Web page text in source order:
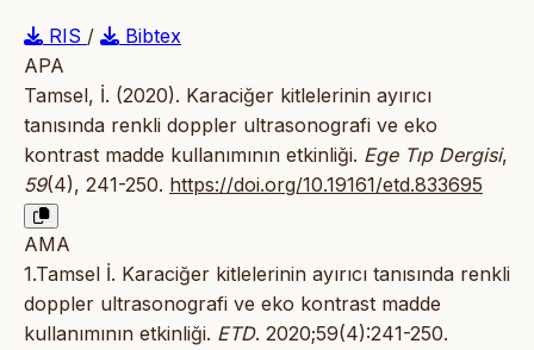
RIS /
Bibtex
APA
Tamsel, İ. (2020). Karaciğer kitlelerinin ayırıcı
tanısında renkli doppler ultrasonografi ve eko
kontrast madde kullanımının etkinliği. Ege Tıp Dergisi,
59(4), 241-250. https://doi.org/10.19161/etd.833695
AMA
1.Tamsel İ. Karaciğer kitlelerinin ayırıcı tanısında renkli
doppler ultrasonografi ve eko kontrast madde
kullanımının etkinliği. ETD. 2020;59(4):241-250.